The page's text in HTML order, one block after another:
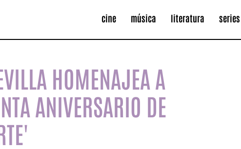
cine música literatura series
HOMENAJEA A
ANIVERSARIO DE